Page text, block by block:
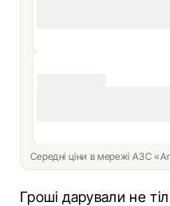
Середні ціни в мережі АЗС
Гроші дарували не